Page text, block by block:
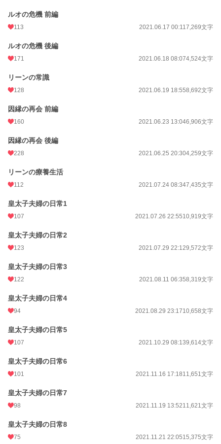
ルオの危機 前編
113 2021.06.17 00:117,269文字
ルオの危機 後編
171 2021.06.18 08:074,524文字
リーンの常識
128 2021.06.19 18:558,692文字
因縁の再会 前編
160 2021.06.23 13:046,906文字
因縁の再会 後編
228 2021.06.25 20:304,259文字
リーンの療養生活
112 2021.07.24 08:347,435文字
皇太子夫婦の日常1
107 2021.07.26 22:5510,919文字
皇太子夫婦の日常2
123 2021.07.29 22:129,572文字
皇太子夫婦の日常3
122 2021.08.11 06:358,319文字
皇太子夫婦の日常4
94 2021.08.29 23:1710,658文字
皇太子夫婦の日常5
107 2021.10.29 08:139,614文字
皇太子夫婦の日常6
101 2021.11.16 17:1811,651文字
皇太子夫婦の日常7
98 2021.11.19 13:5211,621文字
皇太子夫婦の日常8
75 2021.11.21 22:0515,375文字